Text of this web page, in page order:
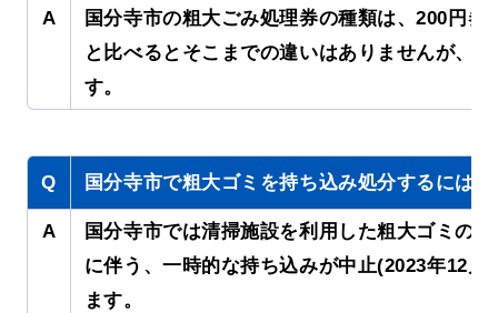
A
国分寺市の粗大ごみ処理券の種類は、200円
と比べるとそこまでの違いはありませんが、
す。
Q 国分寺市で粗大ゴミを持ち込み処分するには？
A
国分寺市では清掃施設を利用した粗大ゴミの
に伴う、一時的な持ち込みが中止(2023年12
ます。